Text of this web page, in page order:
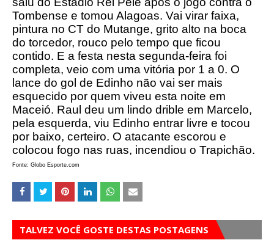
Tombense e tomou Alagoas. Vai virar faixa,
pintura no CT do Mutange, grito alto na boca
do torcedor, rouco pelo tempo que ficou
contido. E a festa nesta segunda-feira foi
completa, veio com uma vitória por 1 a 0. O
lance do gol de Edinho não vai ser mais
esquecido por quem viveu esta noite em
Maceió. Raul deu um lindo drible em Marcelo,
pela esquerda, viu Edinho entrar livre e tocou
por baixo, certeiro. O atacante escorou e
colocou fogo nas ruas, incendiou o Trapichão.
Fonte: Globo Esporte.com
TALVEZ VOCÊ GOSTE DESTAS POSTAGENS